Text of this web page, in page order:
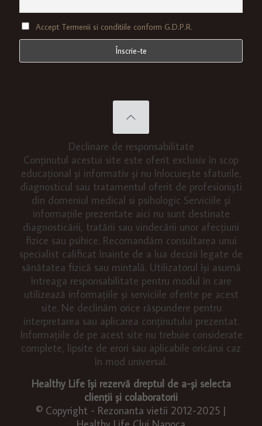
Accept Termenii si conditiile conform G.D.P.R.
Declinare de responsabilitate
Conținutul acestui site este oferit exclusiv în scop
educațional și informativ și nu înlocuiește sfaturile,
diagnosticul sau tratamentul oferit de profesioniști
din domeniul medical si psihologic Serviciile și
informațiile prezentate aici nu sunt destinate
diagnosticării, tratării sau vindecării unor afecțiuni
fizice sau psihice. Recomandăm consultarea unui
specialist calificat înainte de a lua decizii legate de
sănătatea fizică sau mintală. Utilizatorul își asumă
întreaga responsabilitate pentru modul în care
utilizează informațiile și serviciile oferite pe acest
site. Ne declinăm orice răspundere pentru
interpretarea sau aplicarea conținutului prezentat.
Informațiile de pe acest site nu trebuie considerate
complete, lipsite de erori sau aplicabile oricărui caz
în mod universal.
Healthy Life își rezervă dreptul de a-și selecta
clienții și colaboratorii
© Copyright - Rezonanta vietii 2012-2025 |